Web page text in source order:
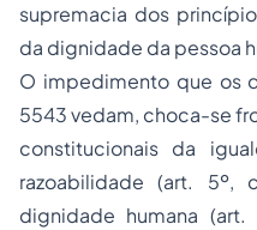
supremacia dos
da dignidade da pessoa
O impedimento que os
5543 vedam, choca-se
constitucionais da
razoabilidade (art. 5º,
dignidade humana